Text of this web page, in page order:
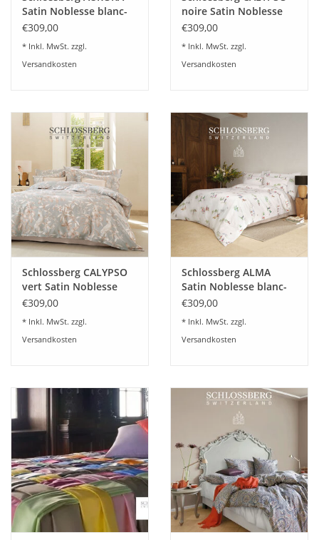
Satin, auch Schweizer Satin genannt, lediglich 110g/ m , weist
dabei aber eine Fadendichte von 100 Fäden pro 1cm 2
Satin Noblesse von Schlossberg fühlt sich wunderbar glatt,
frisch und geschmeidig an und besticht durch seinen
Satin Noblesse blanc-
feiner schweizer Satin
€309,00
* Inkl. MwSt. zzgl.
Versandkosten
noire Satin Noblesse
blanc-feiner schweizer
€309,00
* Inkl. MwSt. zzgl.
Versandkosten
Schlossberg CALYPSO
vert Satin Noblesse
blanc-feiner schweizer
€309,00
* Inkl. MwSt. zzgl.
Versandkosten
Schlossberg ALMA
Satin Noblesse blanc-
feiner schweizer Satin
€309,00
* Inkl. MwSt. zzgl.
Versandkosten